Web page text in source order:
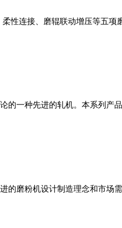
性连接、磨辊联动增压等五项
的一种先进的轧机。本系列产
的磨粉机设计制造理念和市场